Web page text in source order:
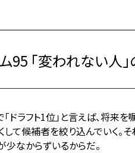
95 「変われない人
ドラフト1位」と言えば、将来
て候補者を絞り込んでいく。
なからずいるからだ。